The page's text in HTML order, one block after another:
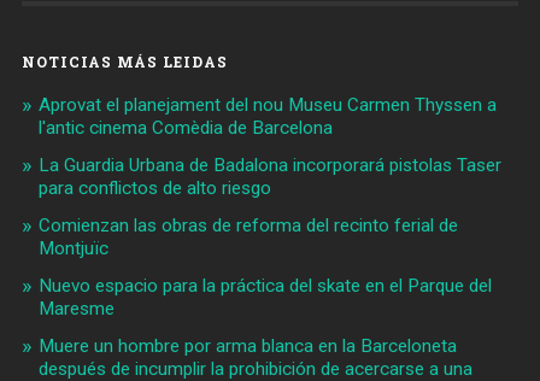
NOTICIAS MÁS LEIDAS
Aprovat el planejament del nou Museu Carmen Thyssen a
l'antic cinema Comèdia de Barcelona
La Guardia Urbana de Badalona incorporará pistolas Taser
para conflictos de alto riesgo
Comienzan las obras de reforma del recinto ferial de
Montjuïc
Nuevo espacio para la práctica del skate en el Parque del
Maresme
Muere un hombre por arma blanca en la Barceloneta
después de incumplir la prohibición de acercarse a una